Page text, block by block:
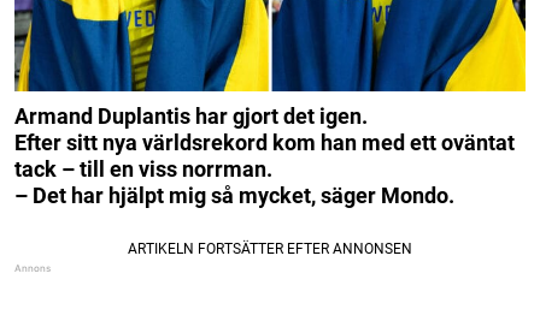
Armand Duplantis har gjort det igen.
Efter sitt nya världsrekord kom han med ett oväntat
tack – till en viss norrman.
– Det har hjälpt mig så mycket, säger Mondo.